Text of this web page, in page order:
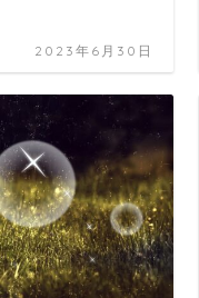
2023年6月30日